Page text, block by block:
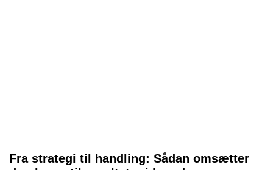
Fra strategi til handling: Sådan omsætter